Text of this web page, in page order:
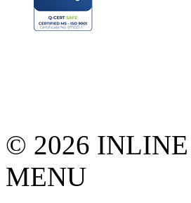
© 2026 INLINE
MENU